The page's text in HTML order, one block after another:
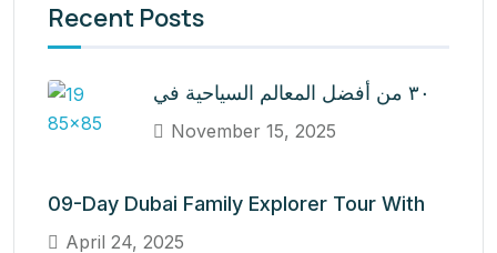
Recent Posts
٣٠ من أفضل المعالم السياحية في
November 15, 2025
09-Day Dubai Family Explorer Tour With
April 24, 2025